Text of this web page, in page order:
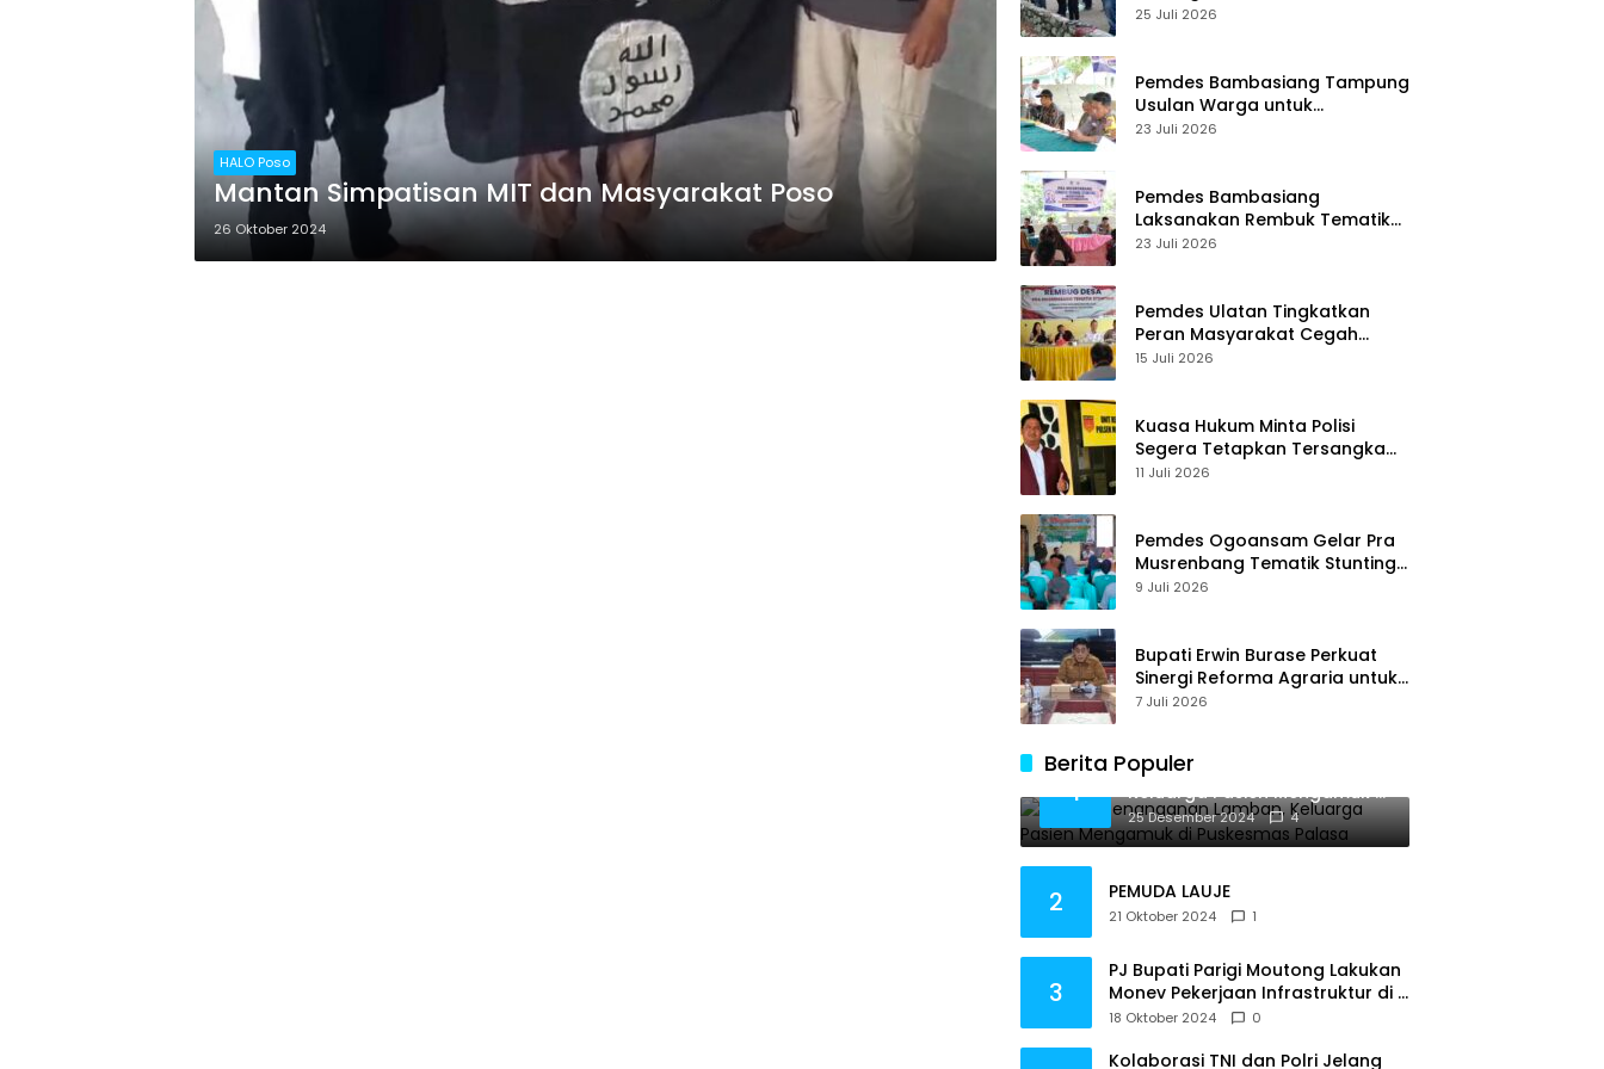
HALO Poso
Mantan Simpatisan MIT dan Masyarakat Poso
26 Oktober 2024
Desa Palasa Tengah
25 Juli 2026
Pemdes Bambasiang Tampung
Usulan Warga untuk
Penyusunan RKPDes 2027
23 Juli 2026
Pemdes Bambasiang
Laksanakan Rembuk Tematik
Stunting
23 Juli 2026
Pemdes Ulatan Tingkatkan
Peran Masyarakat Cegah
Stunting
15 Juli 2026
Kuasa Hukum Minta Polisi
Segera Tetapkan Tersangka
Usai Kasus Pencurian di Rumah
11 Juli 2026
Pemdes Ogoansam Gelar Pra
Musrenbang Tematik Stunting
dan RKPDes 2027
9 Juli 2026
Bupati Erwin Burase Perkuat
Sinergi Reforma Agraria untuk
Kepastian Hak Atas Tanah
7 Juli 2026
Berita Populer
1
Diduga Penanganan Lamban,
Keluarga Pasien Mengamuk di
Puskesmas Palasa
25 Desember 2024 4
2 PEMUDA LAUJE
21 Oktober 2024 1
3
PJ Bupati Parigi Moutong Lakukan
Monev Pekerjaan Infrastruktur di 3
Kecamatan
18 Oktober 2024 0
Kolaborasi TNI dan Polri Jelang